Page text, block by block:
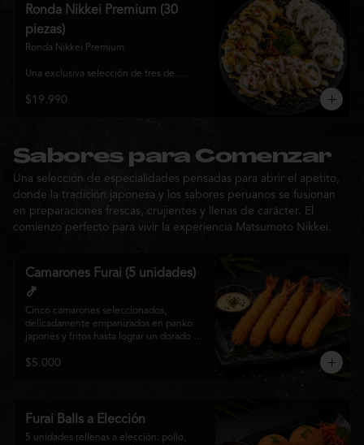
y sabor, ideal para compartir entre 3 y 4
Ronda Nikkei Premium (30
piezas)
Ronda Nikkei Premium
Una exclusiva selección de tres de
elaborados con ingredientes frescos y
pensada para compartir y descubrir la
esencia de Matsumoto Nikkei en cada
bocado.
$19.990
Sabores para Comenzar
Una selección de especialidades pensadas para abrir el apetito,
donde la tradición japonesa y los sabores peruanos se fusionan
en preparaciones frescas, crujientes y llenas de carácter. El
comienzo perfecto para vivir la experiencia Matsumoto Nikkei.
Camarones Furai (5 unidades)
🍤
Cinco camarones seleccionados,
delicadamente empanizados en panko
japonés y fritos hasta lograr un dorado
por dentro, acompañados de nuestra
nikkei.
$5.000
Furai Balls a Elección
5 unidades rellenas a elección: pollo,